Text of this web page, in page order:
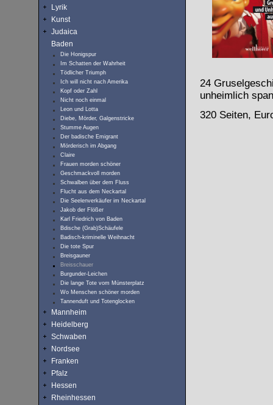
Lyrik
Kunst
Judaica
Baden
Die Honigspur
Im Schatten der Wahrheit
Tödlicher Triumph
Ich will nicht nach Amerika
Kopf oder Zahl
Nicht noch einmal
Leon und Lotta
Diebe, Mörder, Galgenstricke
Stumme Augen
Der badische Emigrant
Mörderisch im Abgang
Claire
Frauen morden schöner
Geschmackvoll morden
Schwalben über dem Fluss
Flucht aus dem Neckartal
Die Seelenverkäufer im Neckartal
Jakob der Flößer
Karl Friedrich von Baden
Bdische (Grab)Schäufele
Badisch-kriminelle Weihnacht
Die tote Spur
Breisgauner
Breisschauer
Burgunder-Leichen
Die lange Tote vom Münsterplatz
Wo Menschen schöner morden
Tannenduft und Totenglocken
Mannheim
Heidelberg
Schwaben
Nordsee
Franken
Pfalz
Hessen
Rheinhessen
24
unheimlich
320 Seiten,